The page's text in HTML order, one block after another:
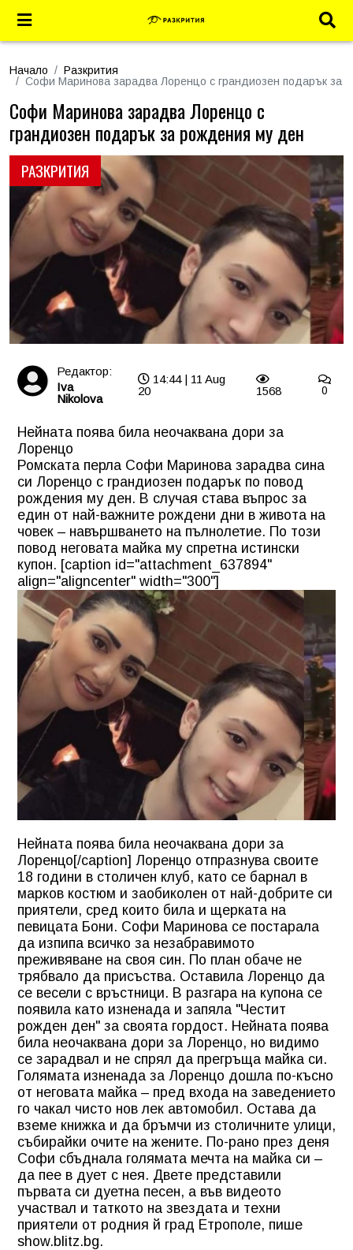
Начало
Разкрития
Софи Маринова зарадва Лоренцо с грандиозен подарък за
РАЗКРИТИЯ
Софи Маринова зарадва Лоренцо с
грандиозен подарък за рождения му ден
Редактор:
Iva
Nikolova
14:44 | 11 Aug
20
1568 0
Нейната поява била неочаквана дори за
Лоренцо
Ромската перла Софи Маринова зарадва сина
си Лоренцо с грандиозен подарък по повод
рождения му ден. В случая става въпрос за
един от най-важните рождени дни в живота на
човек – навършването на пълнолетие. По този
повод неговата майка му спретна истински
купон. [caption id="attachment_637894"
align="aligncenter" width="300"]
Нейната поява била неочаквана дори за
Лоренцо[/caption] Лоренцо отпразнува своите
18 години в столичен клуб, като се барнал в
марков костюм и заобиколен от най-добрите си
приятели, сред които била и щерката на
певицата Бони. Софи Маринова се постарала
да изпипа всичко за незабравимото
преживяване на своя син. По план обаче не
трябвало да присъства. Оставила Лоренцо да
се весели с връстници. В разгара на купона се
появила като изненада и запяла "Честит
рожден ден" за своята гордост. Нейната поява
била неочаквана дори за Лоренцо, но видимо
се зарадвал и не спрял да прегръща майка си.
Голямата изненада за Лоренцо дошла по-късно
от неговата майка – пред входа на заведението
го чакал чисто нов лек автомобил. Остава да
вземе книжка и да бръмчи из столичните улици,
събирайки очите на жените. По-рано през деня
Софи сбъднала голямата мечта на майка си –
да пее в дует с нея. Двете представили
първата си дуетна песен, а във видеото
участвал и таткото на звездата и техни
приятели от родния й град Етрополе, пише
show.blitz.bg.